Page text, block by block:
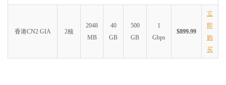
香港CN2 GIA 2核
2048
MB
40
GB
500
GB
1
Gbps
$899.99
立
即
购
买